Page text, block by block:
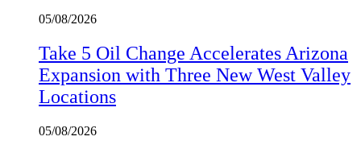
05/08/2026
Take 5 Oil Change Accelerates Arizona
Expansion with Three New West Valley
Locations
05/08/2026